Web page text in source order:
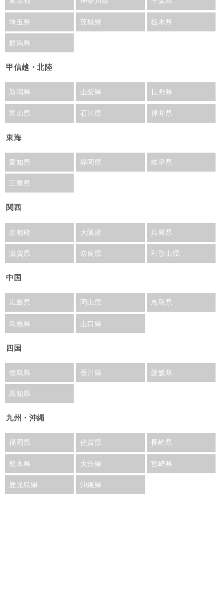
埼玉県 茨城県 栃木県
群馬県
甲信越・北陸
新潟県 山梨県 長野県
富山県 石川県 福井県
東海
愛知県 静岡県 岐阜県
三重県
関西
京都府 大阪府 兵庫県
滋賀県 奈良県 和歌山県
中国
広島県 岡山県 鳥取県
島根県 山口県
四国
徳島県 香川県 愛媛県
高知県
九州・沖縄
福岡県 佐賀県 長崎県
熊本県 大分県 宮崎県
鹿児島県 沖縄県